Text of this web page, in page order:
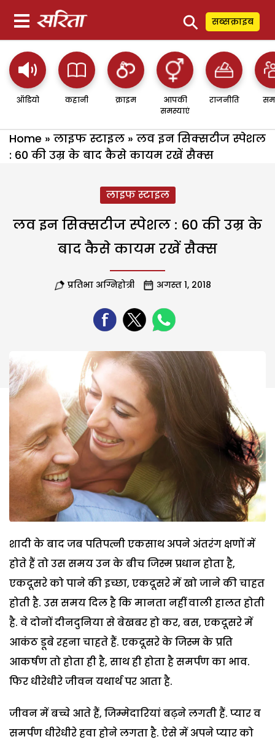
⚲ सब्सक्राइब
ऑडियो कहानी क्राइम
आपकी
समस्याएं
राजनीति
Home » लाइफ स्टाइल » लव इन सिक्सटीज स्पेशल
: 60 की उम्र के बाद कैसे कायम रखें सैक्स
लाइफ स्टाइल
लव इन सिक्सटीज स्पेशल : 60 की उम्र के
बाद कैसे कायम रखें सैक्स
प्रतिभा अग्निहोत्री अगस्त 1, 2018
शादी के बाद जब पतिपत्नी एकसाथ अपने अंतरंग क्षणों में
होते हैं तो उस समय उन के बीच जिस्म प्रधान होता है,
एकदूसरे को पाने की इच्छा, एकदूसरे में खो जाने की चाहत
होती है. उस समय दिल है कि मानता नहीं वाली हालत होती
है. वे दोनों दीनदुनिया से बेखबर हो कर, बस, एकदूसरे में
आकंठ डूबे रहना चाहते हैं. एकदूसरे के जिस्म के प्रति
आकर्षण तो होता ही है, साथ ही होता है समर्पण का भाव.
फिर धीरेधीरे जीवन यथार्थ पर आता है.
जीवन में बच्चे आते हैं, जिम्मेदारियां बढ़ने लगती हैं. प्यार व
समर्पण धीरेधीरे हवा होने लगता है. ऐसे में अपने प्यार को